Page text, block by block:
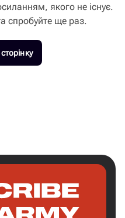
якого не існує.
спробуйте ще раз.